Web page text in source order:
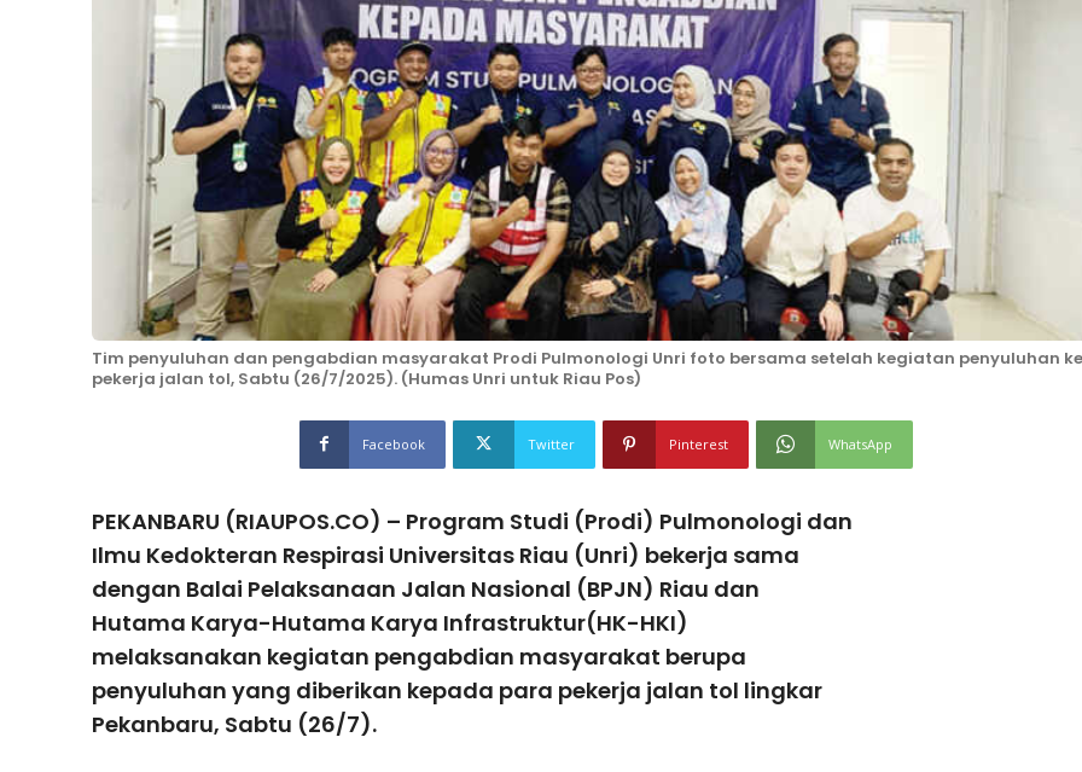
Tim penyuluhan dan pengabdian masyarakat Prodi Pulmonologi Unri foto bersama setelah kegiatan penyuluhan ke
pekerja jalan tol, Sabtu (26/7/2025). (Humas Unri untuk Riau Pos)
Facebook Twitter Pinterest WhatsApp
PEKANBARU (RIAUPOS.CO) – Program Studi (Prodi) Pulmonologi dan
Ilmu Kedokteran Respirasi Universitas Riau (Unri) bekerja sama
dengan Balai Pelaksanaan Jalan Nasional (BPJN) Riau dan
Hutama Karya-Hutama Karya Infrastruktur(HK-HKI)
melaksanakan kegiatan pengabdian masyarakat berupa
penyuluhan yang diberikan kepada para pekerja jalan tol lingkar
Pekanbaru, Sabtu (26/7).